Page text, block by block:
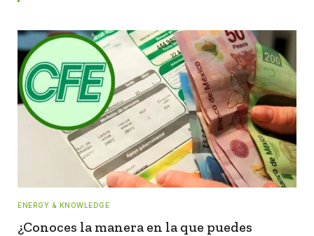
ENERGY & KNOWLEDGE
¿Conoces la manera en la que puedes